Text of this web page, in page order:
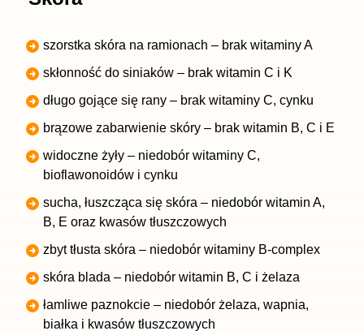
szorstka skóra na ramionach – brak witaminy A
skłonność do siniaków – brak witamin C i K
długo gojące się rany – brak witaminy C, cynku
brązowe zabarwienie skóry – brak witamin B, C i E
widoczne żyły – niedobór witaminy C,
bioflawonoidów i cynku
sucha, łuszcząca się skóra – niedobór witamin A,
B, E oraz kwasów tłuszczowych
zbyt tłusta skóra – niedobór witaminy B-complex
skóra blada – niedobór witamin B, C i żelaza
łamliwe paznokcie – niedobór żelaza, wapnia,
białka i kwasów tłuszczowych